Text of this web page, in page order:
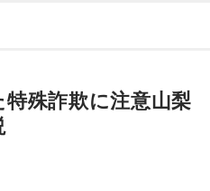
良い日として知られているこ
始めたりするタイミングと
5日のファイナルに参戦しまし
ジン」シリーズだったので、
演奏が本当にかっこよく
殊詐欺に注意山梨